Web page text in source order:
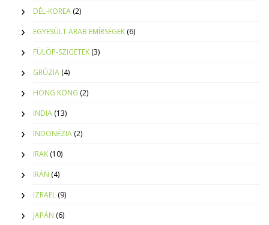
DÉL-KOREA (2)
EGYESÜLT ARAB EMÍRSÉGEK (6)
FÜLÖP-SZIGETEK (3)
GRÚZIA (4)
HONG KONG (2)
INDIA (13)
INDONÉZIA (2)
IRAK (10)
IRÁN (4)
IZRAEL (9)
JAPÁN (6)